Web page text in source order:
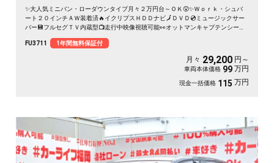
✨大人気ミニバン・ローダウンタイプ月々２万円台～ＯＫ😲✨Ｗｏｒｋ・シュバ
ート２０インチＡＷ装着済🔥イクリプスＨＤＤナビ🗾ＤＶＤ💿ミュージックサー
バー💾フルセグＴＶ内蔵型📺走行中映像視聴可能👀オットマンキャプテンシート
クドアーでボタン・リモコン楽々開閉🔘🌈
FU3711 1年間無料保証付
月々 29,200 円～
車両本体価格 99 万円
現金一括価格 115 万円